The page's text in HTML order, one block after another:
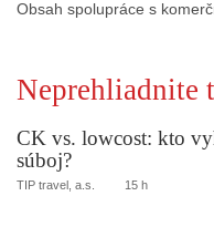
Obsah spolupráce s
Neprehliadnite
CK vs. lowcost: kto
súboj?
TIP travel, a.s. 15 h